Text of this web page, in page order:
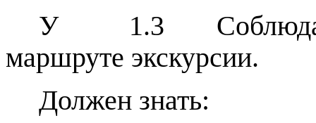
У
1.3
маршруте экскурсии.
Должен знать: